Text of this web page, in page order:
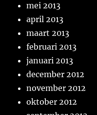
mei 2013
april 2013
maart 2013
februari 2013
januari 2013
december 2012
november 2012
oktober 2012